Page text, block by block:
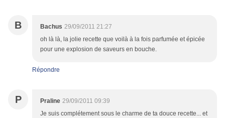
B Bachus 29/09/2011 21:27
oh là là, la jolie recette que voilà à la fois parfumée et épicée
pour une explosion de saveurs en bouche.
Répondre
P Praline 29/09/2011 09:39
Je suis complétement sous le charme de ta douce recette... et